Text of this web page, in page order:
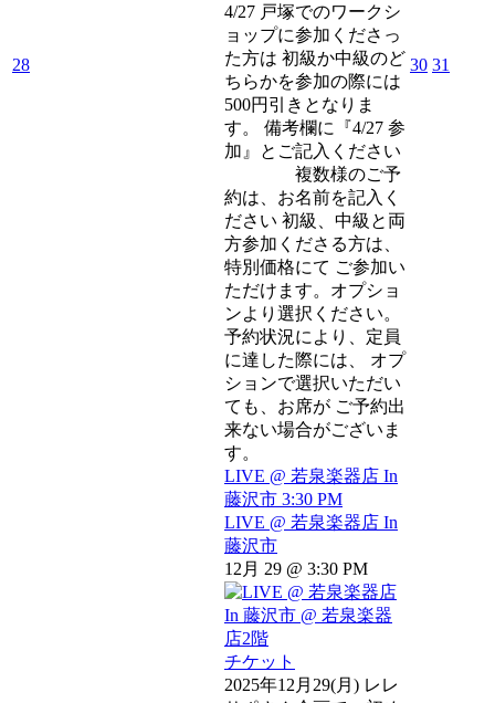
28
4/27 戸塚でのワークシ
ョップに参加くださっ
た方は 初級か中級のど
ちらかを参加の際には
500円引きとなりま
す。 備考欄に『4/27 参
加』とご記入ください
複数様のご予
約は、お名前を記入く
ださい 初級、中級と両
方参加くださる方は、
特別価格にて ご参加い
ただけます。オプショ
ンより選択ください。
予約状況により、定員
に達した際には、 オプ
ションで選択いただい
ても、お席が ご予約出
来ない場合がございま
す。
LIVE @ 若泉楽器店 In
藤沢市 3:30 PM
LIVE @ 若泉楽器店 In
藤沢市
12月 29 @ 3:30 PM
チケット
2025年12月29(月) レレ
30 31